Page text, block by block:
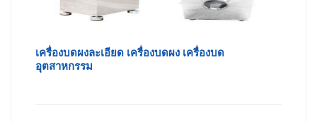
เครื่องบดผงละเอียด เครื่องบดผง เครื่องบด
อุตสาหกรรม